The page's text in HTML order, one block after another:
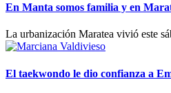
En Manta somos familia y en
La urbanización Maratea vivió este
El taekwondo le dio confianza a